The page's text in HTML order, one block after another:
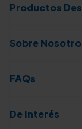
Productos
Sobre
FAQs
De Interés